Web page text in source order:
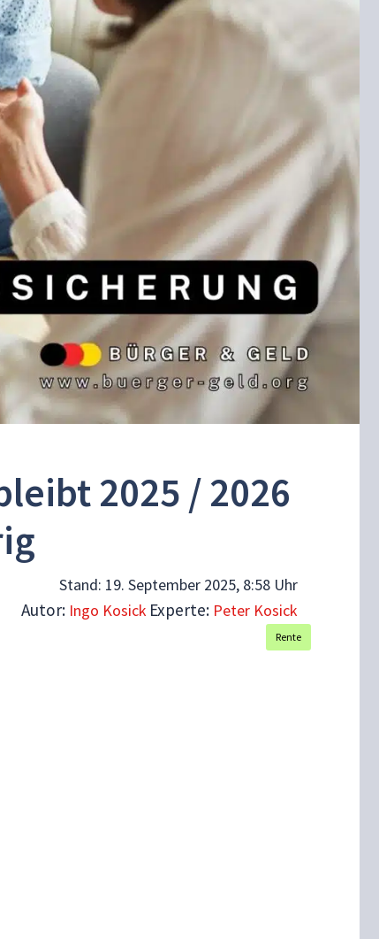
2025 / 2026
Stand: 19. September 2025, 8:58 Uhr
Autor: Ingo Kosick Experte: Peter Kosick
Rente